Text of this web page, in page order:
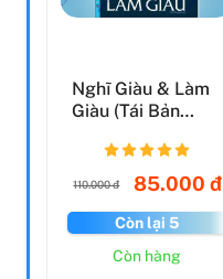
Nghĩ Giàu & Làm
Giàu (Tái Bản
110.000 đ 85.000 đ
Còn lại 5
Còn hàng